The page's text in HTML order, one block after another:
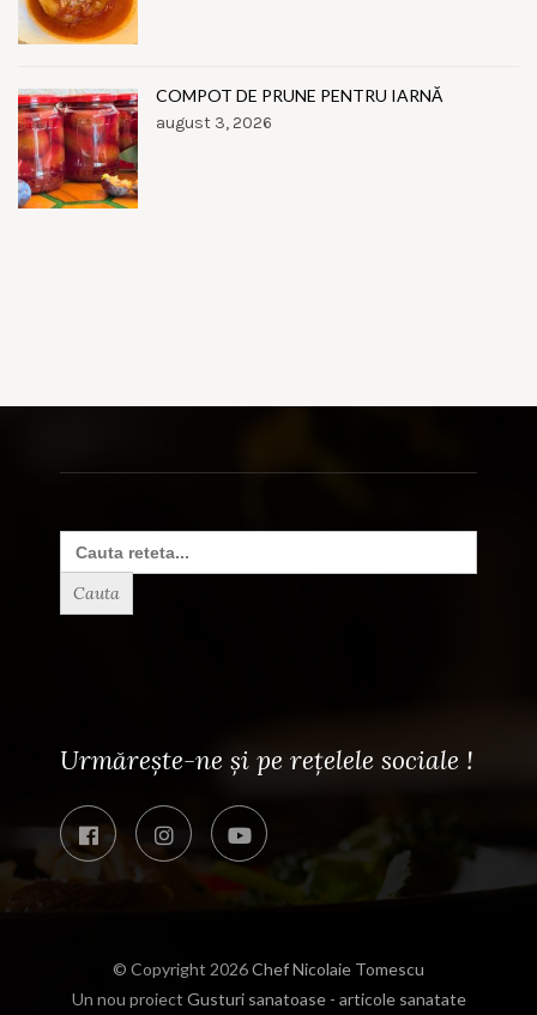
COMPOT DE PRUNE PENTRU IARNĂ
august 3, 2026
Search
for:
Urmărește-ne și pe rețelele sociale !
© Copyright 2026Chef Nicolaie Tomescu
Un nou proiect Gusturi sanatoase - articole sanatate